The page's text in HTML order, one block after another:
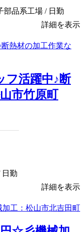
部品系工場 / 日勤
詳細を表示
活躍中♪断
市竹原町
日勤
詳細を表示